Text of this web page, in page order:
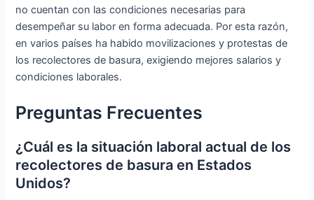
no cuentan con las condiciones necesarias para
desempeñar su labor en forma adecuada. Por esta razón,
en varios países ha habido movilizaciones y protestas de
los recolectores de basura, exigiendo mejores salarios y
condiciones laborales.
Preguntas Frecuentes
¿Cuál es la situación laboral actual de los
recolectores de basura en Estados
Unidos?